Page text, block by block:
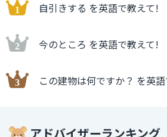
自引きする を英語で教えて!
今のところ を英語で教えて!
この建物は何ですか？ を英
アドバイザーランキング